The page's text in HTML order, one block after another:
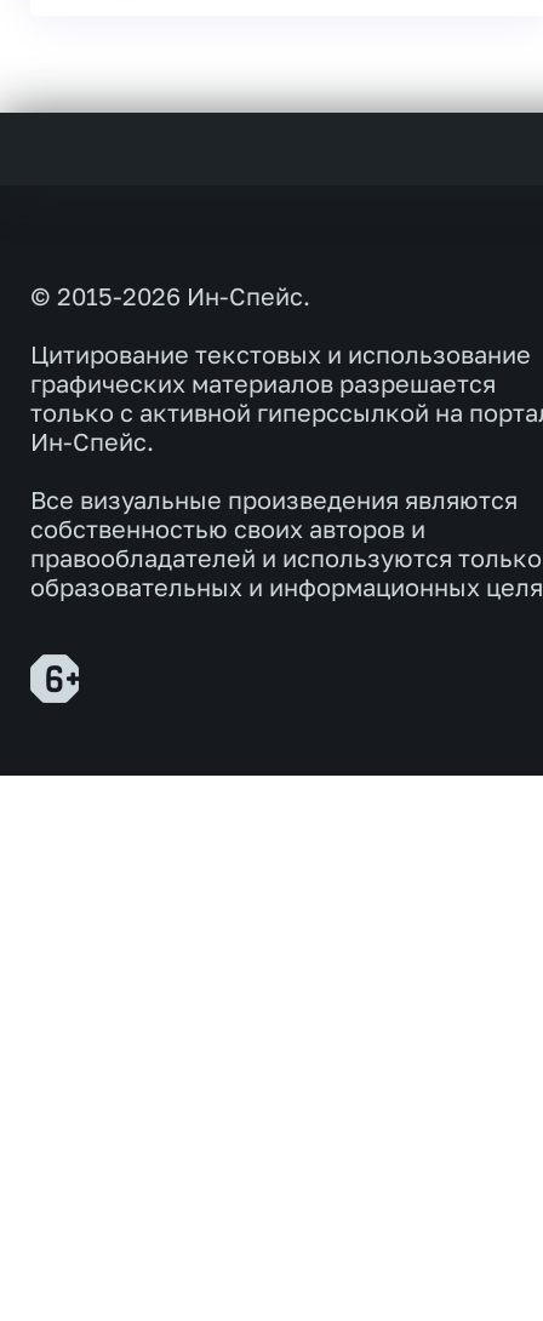
© 2015-2026 Ин-Спейс.
Цитирование текстовых и использование
графических материалов разрешается
только с активной гиперссылкой на
Ин-Спейс.
Все визуальные произведения являются
собственностью своих авторов и
правообладателей и используются
образовательных и информационных